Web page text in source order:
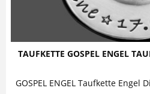
TAUFKETTE GOSPEL ENGEL